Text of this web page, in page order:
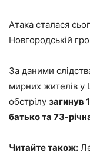
Атака сталася
Новгородській
За даними
мирних жителів у
обстрілу загинув
батько та 73-
Читайте також: